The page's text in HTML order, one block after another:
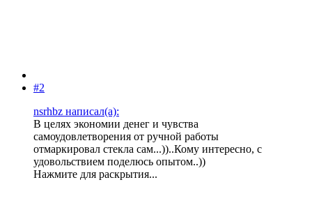
#2
nsrhbz написал(а):
В целях экономии денег и чувства
самоудовлетворения от ручной работы
отмаркировал стекла сам...))..Кому интересно, с
удовольствием поделюсь опытом..))
Нажмите для раскрытия...